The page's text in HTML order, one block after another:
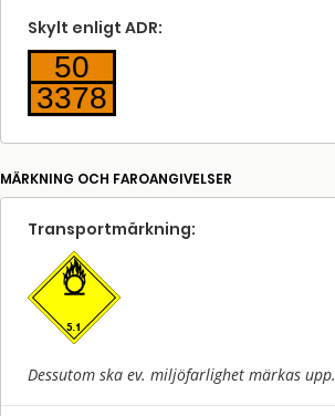
Skylt enligt ADR:
50
3378
MÄRKNING OCH FAROANGIVELSER
Transport­märkning:
Dessutom ska ev. miljöfarlighet märkas